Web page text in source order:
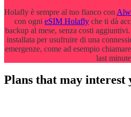
Holafly è sempre al tuo fianco con
con ogni eSIM Holafly che ti dà
backup al mese, senza costi
installata per usufruire di una
emergenze, come ad esempio
last
Plans that may interest